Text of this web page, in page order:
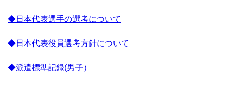
◆日本代表選手の選考について
◆日本代表役員選考方針について
◆派遣標準記録(男子）